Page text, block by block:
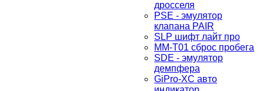
дросселя
PSE - эмулятор
клапана PAIR
SLP шифт лайт про
MM-T01 сброс пробега
SDE - эмулятор
демпфера
GiPro-XC авто